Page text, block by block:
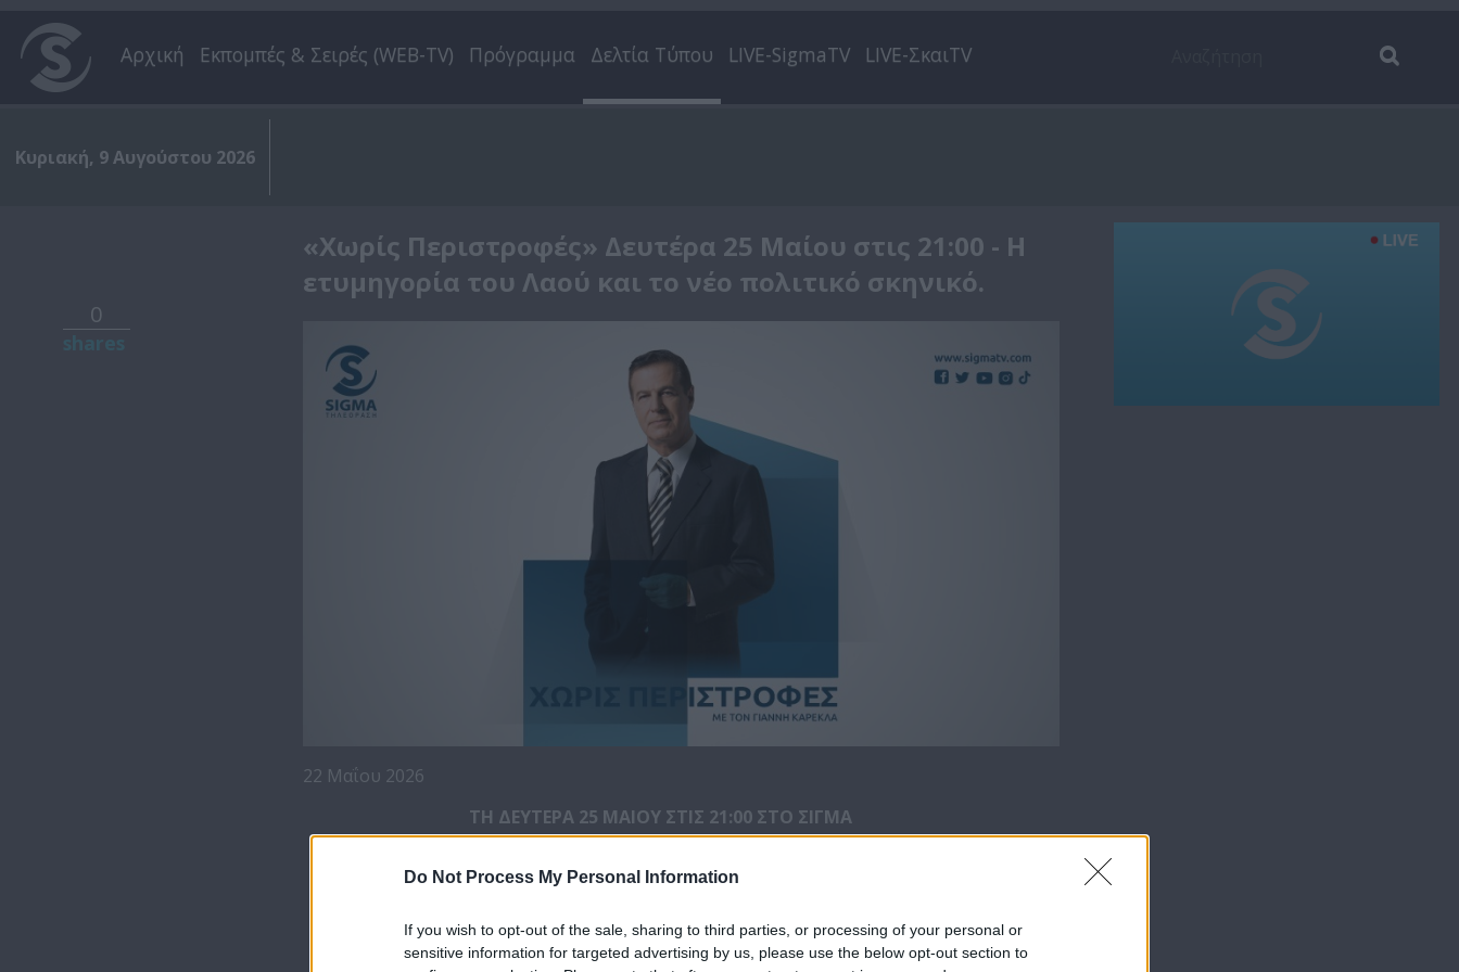
Do Not Process My Personal Information
If you wish to opt-out of the sale, sharing to third parties, or processing of your personal or
sensitive information for targeted advertising by us, please use the below opt-out section to
Αρχική Εκπομπές & Σειρές (WEB-TV) Πρόγραμμα Δελτία Τύπου LIVE-SigmaTV LIVE-ΣκαιTV
Κυριακή, 9 Αυγούστου 2026
0
«Χωρίς Περιστροφές» Δευτέρα 25 Μαίου στις 21:00 - Η
ετυμηγορία του Λαού και το νέο πολιτικό σκηνικό.
22 Μαΐου 2026
ΤΗ ΔΕΥΤΕΡΑ 25 ΜΑΙΟΥ ΣΤΙΣ 21:00 ΣΤΟ ΣΙΓΜΑ